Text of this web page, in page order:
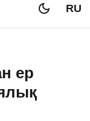
RU
ер